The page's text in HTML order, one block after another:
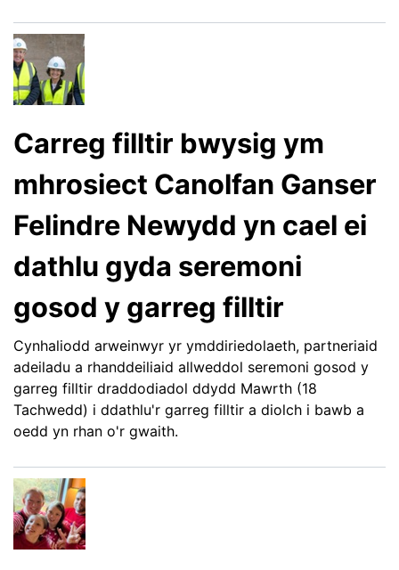
Carreg filltir bwysig ym
mhrosiect Canolfan Ganser
Felindre Newydd yn cael ei
dathlu gyda seremoni
gosod y garreg filltir
Cynhaliodd arweinwyr yr ymddiriedolaeth, partneriaid
adeiladu a rhanddeiliaid allweddol seremoni gosod y
garreg filltir draddodiadol ddydd Mawrth (18
Tachwedd) i ddathlu'r garreg filltir a diolch i bawb a
oedd yn rhan o'r gwaith.